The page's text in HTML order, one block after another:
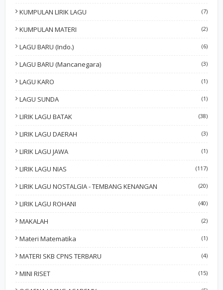
KUMPULAN LIRIK LAGU (7)
KUMPULAN MATERI (2)
LAGU BARU (Indo.) (6)
LAGU BARU (Mancanegara) (3)
LAGU KARO (1)
LAGU SUNDA (1)
LIRIK LAGU BATAK (38)
LIRIK LAGU DAERAH (3)
LIRIK LAGU JAWA (1)
LIRIK LAGU NIAS (117)
LIRIK LAGU NOSTALGIA - TEMBANG KENANGAN (20)
LIRIK LAGU ROHANI (40)
MAKALAH (2)
Materi Matematika (1)
MATERI SKB CPNS TERBARU (4)
MINI RISET (15)